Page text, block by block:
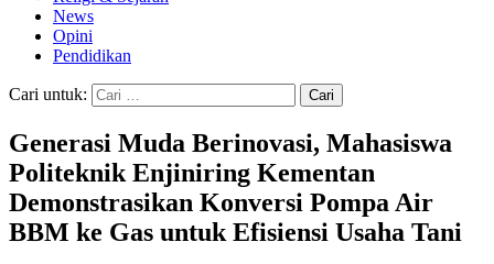
News
Opini
Pendidikan
Cari untuk:
Generasi Muda Berinovasi, Mahasiswa
Politeknik Enjiniring Kementan
Demonstrasikan Konversi Pompa Air
BBM ke Gas untuk Efisiensi Usaha Tani